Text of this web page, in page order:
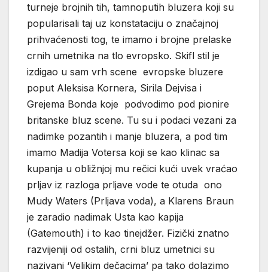
turneje brojnih tih, tamnoputih bluzera koji su
popularisali taj uz konstataciju o značajnoj
prihvaćenosti tog, te imamo i brojne prelaske
crnih umetnika na tlo evropsko. Skifl stil je
izdigao u sam vrh scene evropske bluzere
poput Aleksisa Kornera, Sirila Dejvisa i
Grejema Bonda koje podvodimo pod pionire
britanske bluz scene. Tu su i podaci vezani za
nadimke pozantih i manje bluzera, a pod tim
imamo Madija Votersa koji se kao klinac sa
kupanja u obližnjoj mu rečici kući uvek vraćao
prljav iz razloga prljave vode te otuda ono
Mudy Waters (Prljava voda), a Klarens Braun
je zaradio nadimak Usta kao kapija
(Gatemouth) i to kao tinejdžer. Fizički znatno
razvijeniji od ostalih, crni bluz umetnici su
nazivani ‘Velikim dečacima’ pa tako dolazimo